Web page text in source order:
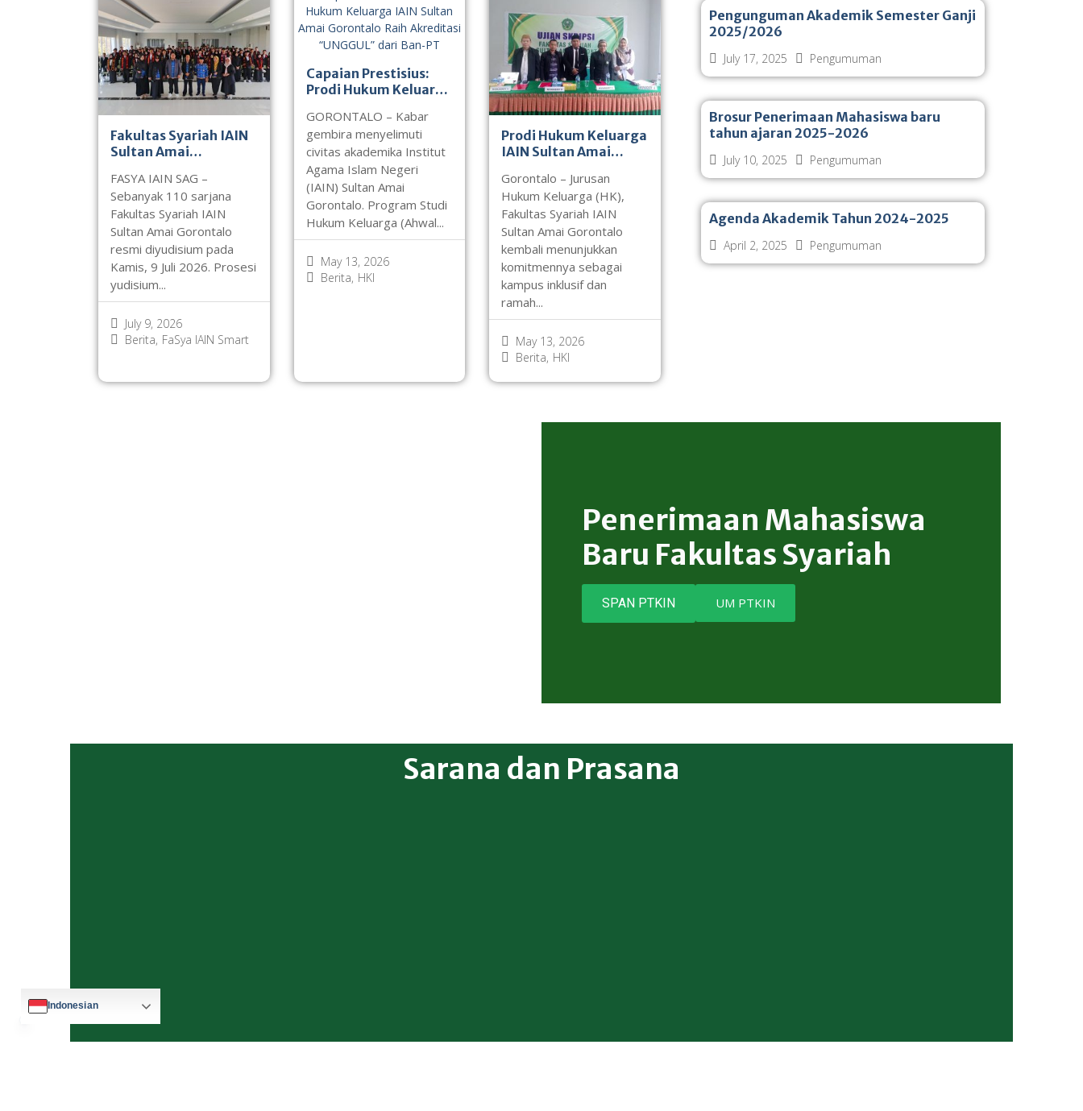
Fakultas Syariah IAIN
Sultan Amai
Yudisium Sarjana
2026, Cetak 110
Lulusan Hukum Islami
Berintegritas
July 9, 2026
Berita, FaSya IAIN Smart
FASYA IAIN SAG –
Sebanyak 110 sarjana
Fakultas Syariah IAIN
Sultan Amai Gorontalo
resmi diyudisium pada
Kamis, 9 Juli 2026. Prosesi
yudisium...
Capaian Prestisius:
Prodi Hukum Keluarga
Gorontalo Raih
Akreditasi “UNGGUL”
dari Ban-PT
May 13, 2026
Berita, HKI
GORONTALO – Kabar
gembira menyelimuti
civitas akademika Institut
Agama Islam Negeri
(IAIN) Sultan Amai
Gorontalo. Program Studi
Hukum Keluarga (Ahwal...
Prodi Hukum Keluarga
IAIN Sultan Amai
Difabel: Mahasiswa
Difabel Selesaikan
Skripsi dengan Nilai
Sangat Baik
May 13, 2026
Berita, HKI
Gorontalo – Jurusan
Hukum Keluarga (HK),
Fakultas Syariah IAIN
Sultan Amai Gorontalo
kembali menunjukkan
komitmennya sebagai
kampus inklusif dan
ramah...
Pengunguman Akademik Semester Ganji
2025/2026
July 17, 2025 Pengumuman
Brosur Penerimaan Mahasiswa baru
tahun ajaran 2025-2026
July 10, 2025 Pengumuman
Agenda Akademik Tahun 2024-2025
April 2, 2025 Pengumuman
Penerimaan Mahasiswa
Baru Fakultas Syariah
SPAN PTKIN UM PTKIN
Sarana dan Prasana
Indonesian